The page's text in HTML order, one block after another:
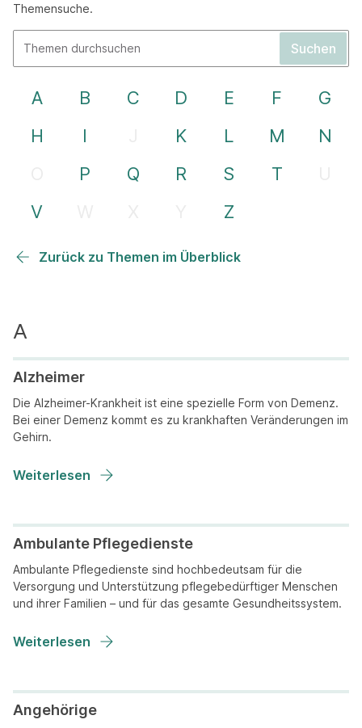
Themensuche.
A B C D E F
G
H
I K L M
N
P Q R S T
V
Z
Zurück zu Themen im Überblick
Alzheimer
Die Alzheimer-Krankheit ist eine spezielle Form von Demenz.
Bei einer Demenz kommt es zu krankhaften Veränderungen im
Gehirn.
Weiterlesen
Ambulante Pflegedienste
Ambulante Pflegedienste sind hochbedeutsam für die
Versorgung und Unterstützung pflegebedürftiger Menschen
und ihrer Familien – und für das gesamte Gesundheitssystem.
Weiterlesen
Angehörige